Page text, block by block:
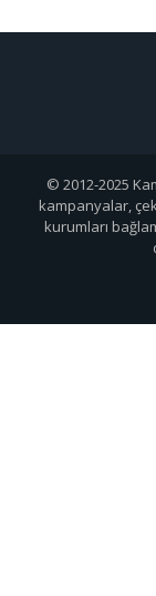
© 2012-2025
kampanyalar,
kurumları